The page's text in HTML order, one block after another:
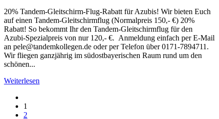
20% Tandem-Gleitschirm-Flug-Rabatt für Azubis! Wir bieten Euch
auf einen Tandem-Gleitschirmflug (Normalpreis 150,- €) 20%
Rabatt! So bekommt Ihr den Tandem-Gleitschirmflug für den
Azubi-Spezialpreis von nur 120,- €. Anmeldung einfach per E-Mail
an pele@tandemkollegen.de oder per Telefon über 0171-7894711.
Wir fliegen ganzjährig im südostbayerischen Raum rund um den
schönen...
Weiterlesen
1
2